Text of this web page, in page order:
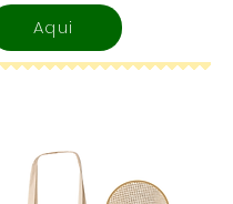
Aqui